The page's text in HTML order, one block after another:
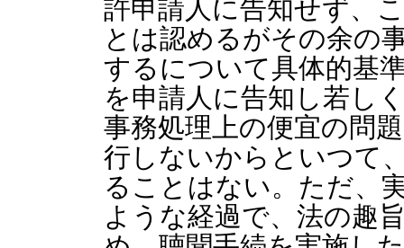
許申請人に告知せず、
とは認めるがその余の
するについて具体的基
を申請人に告知し若し
事務処理上の便宜の問
行しないからといつて
ることはない。ただ、
ような経過で、法の趣